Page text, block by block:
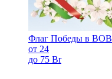
Флаг Победы в ВОВ
от 24
до 75 Br